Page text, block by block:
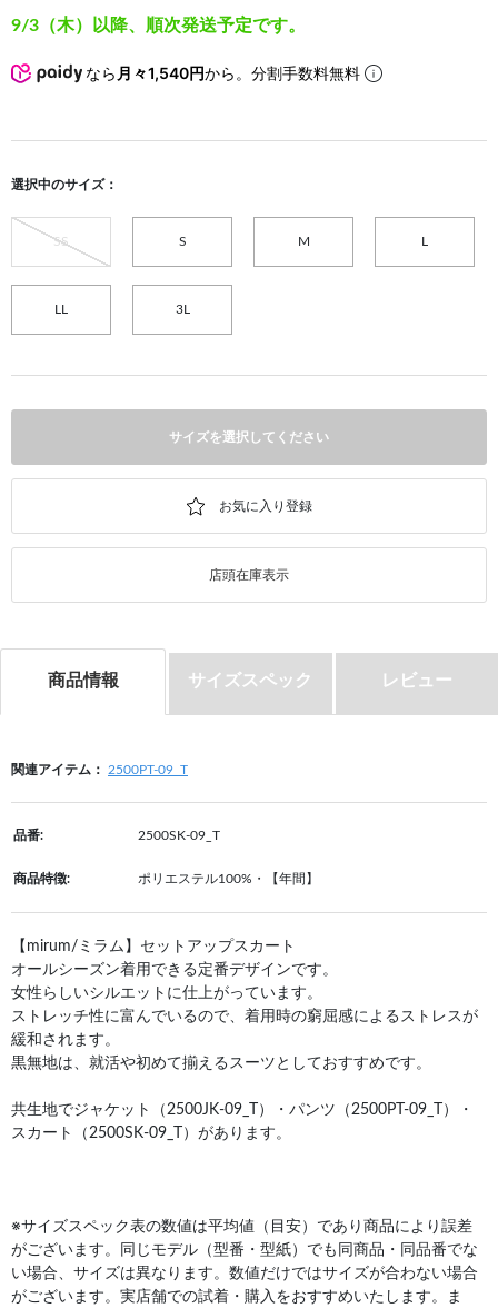
9/3（木）以降、順次発送予定です。
なら 月々1,540円から。分割手数料無料
選択中のサイズ：
SS S M
3L
サイズを選択してください
店頭在庫表示
商品情報 サイズスペック レビュー
関連アイテム： 2500PT-09_T
品番: 2500SK-09_T
商品特徴: ポリエステル100%・【年間】
【mirum/ミラム】セットアップスカート
オールシーズン着用できる定番デザインです。
女性らしいシルエットに仕上がっています。
ストレッチ性に富んでいるので、着用時の窮屈感によるストレスが
緩和されます。
黒無地は、就活や初めて揃えるスーツとしておすすめです。
共生地でジャケット（2500JK-09_T）・パンツ（2500PT-09_T）・
スカート（2500SK-09_T）があります。
※サイズスペック表の数値は平均値（目安）であり商品により誤差
がございます。同じモデル（型番・型紙）でも同商品・同品番でな
い場合、サイズは異なります。数値だけではサイズが合わない場合
がございます。実店舗での試着・購入をおすすめいたします。ま